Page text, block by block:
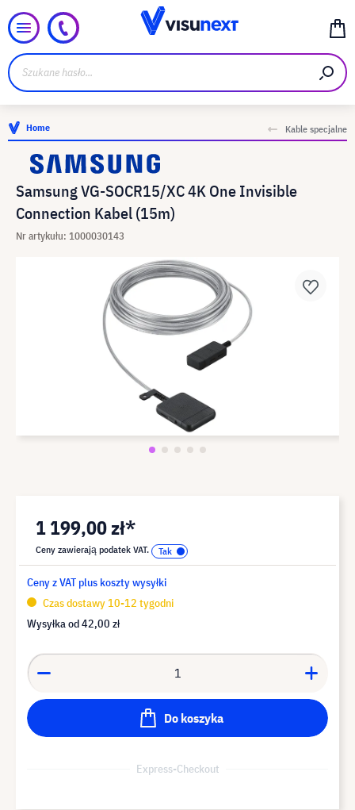
Home Kable specjalne
Samsung VG-SOCR15/XC 4K One Invisible
Connection Kabel (15m)
Nr artykułu: 1000030143
1 199,00 zł*
Ceny zawierają podatek VAT.
Ceny z VAT plus koszty wysyłki
Czas dostawy 10-12 tygodni
Wysyłka od42,00 zł
Do koszyka
Express-Checkout